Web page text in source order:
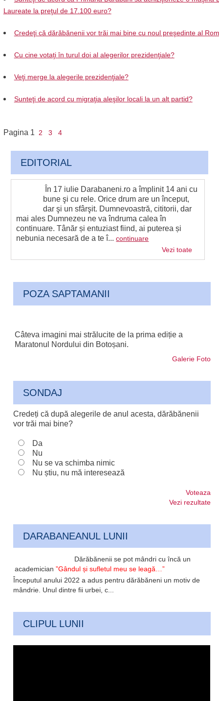
Laureate la preţul de 17.100 euro?
Credeţi că dărăbănenii vor trăi mai bine cu noul preşedinte al
Cu cine votaţi în turul doi al alegerilor prezidenţiale?
Veţi merge la alegerile prezidenţiale?
Sunteţi de acord cu migraţia aleşilor locali la un alt partid?
Pagina 1 2 3 4
EDITORIAL
În 17 iulie Darabaneni.ro a împlinit 14 ani cu
bune şi cu rele. Orice drum are un început,
dar şi un sfârşit. Dumnevoastră, cititorii, dar
mai ales Dumnezeu ne va îndruma calea în
continuare. Tânăr și entuziast fiind, ai puterea și
nebunia necesară de a te î...continuare
Vezi toate
POZA SAPTAMANII
Câteva imagini mai strălucite de la prima ediție a
Maratonul Nordului din Botoșani.
Galerie Foto
SONDAJ
Credeți că după alegerile de anul acesta, dărăbănenii
vor trăi mai bine?
Da
Nu
Nu se va schimba nimic
Nu știu, nu mă interesează
Voteaza
Vezi rezultate
DARABANEANUL LUNII
Dărăbănenii se pot mândri cu încă un
academician”Gândul și sufletul meu se leagă…”
Începutul anului 2022 a adus pentru dărăbăneni un motiv de
mândrie. Unul dintre fii urbei, c...
CLIPUL LUNII